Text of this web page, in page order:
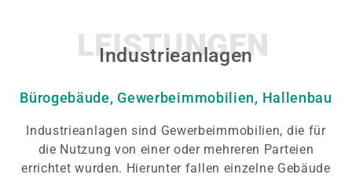
LEISTUNGEN
Industrieanlagen
Bürogebäude, Gewerbeimmobilien, Hallenbau
Industrieanlagen sind Gewerbeimmobilien, die für
die Nutzung von einer oder mehreren Parteien
errichtet wurden. Hierunter fallen einzelne Gebäude